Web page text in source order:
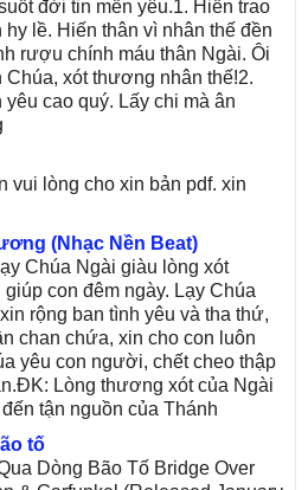
đời tin mến yêu.1. Hiến trao
lề. Hiến thân vì nhân thế đền
rượu chính máu thân Ngài. Ôi
Chúa, xót thương nhân thế!2.
yêu cao quý. Lấy chi mà ân
vui lòng cho xin bản pdf. xin
(Nhạc Nền Beat)
Chúa Ngài giàu lòng xót
con đêm ngày. Lạy Chúa
rộng ban tình yêu và tha thứ,
chan chứa, xin cho con luôn
yêu con người, chết cheo thập
Lòng thương xót của Ngài
tận nguồn của Thánh
tố
Dòng Bão Tố Bridge Over